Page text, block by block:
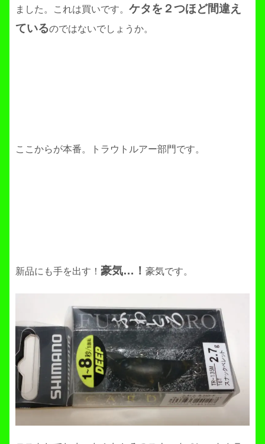
ました。これは買いです。 ケタを２つほど間違え
ているのではないでしょうか。
ここからが本番。トラウトルアー部門です。
新品にも手を出す！ 豪気…！ 豪気です。